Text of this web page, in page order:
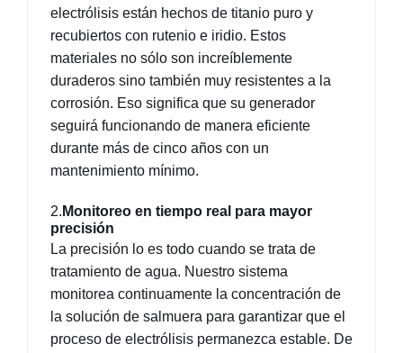
electrólisis están hechos de titanio puro y
recubiertos con rutenio e iridio. Estos
materiales no sólo son increíblemente
duraderos sino también muy resistentes a la
corrosión. Eso significa que su generador
seguirá funcionando de manera eficiente
durante más de cinco años con un
mantenimiento mínimo.
2. Monitoreo en tiempo real para mayor
precisión
La precisión lo es todo cuando se trata de
tratamiento de agua. Nuestro sistema
monitorea continuamente la concentración de
la solución de salmuera para garantizar que el
proceso de electrólisis permanezca estable. De